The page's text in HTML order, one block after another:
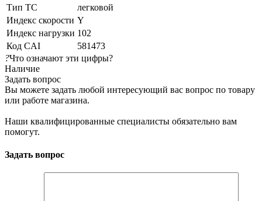
Тип ТС
легковой
Индекс скорости Y
Индекс нагрузки 102
Код CAI
581473
?Что означают эти цифры?
Наличие
Задать вопрос
Вы можете задать любой интересующий вас вопрос по товару
или работе магазина.
Наши квалифицированные специалисты обязательно вам
помогут.
Задать вопрос